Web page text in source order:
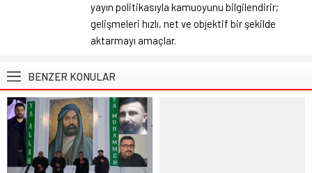
yayın politikasıyla kamuoyunu bilgilendirir;
gelişmeleri hızlı, net ve objektif bir şekilde
aktarmayı amaçlar.
BENZER KONULAR